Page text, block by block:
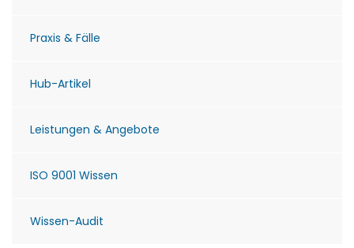
Praxis & Fälle
Hub-Artikel
Leistungen & Angebote
ISO 9001 Wissen
Wissen-Audit